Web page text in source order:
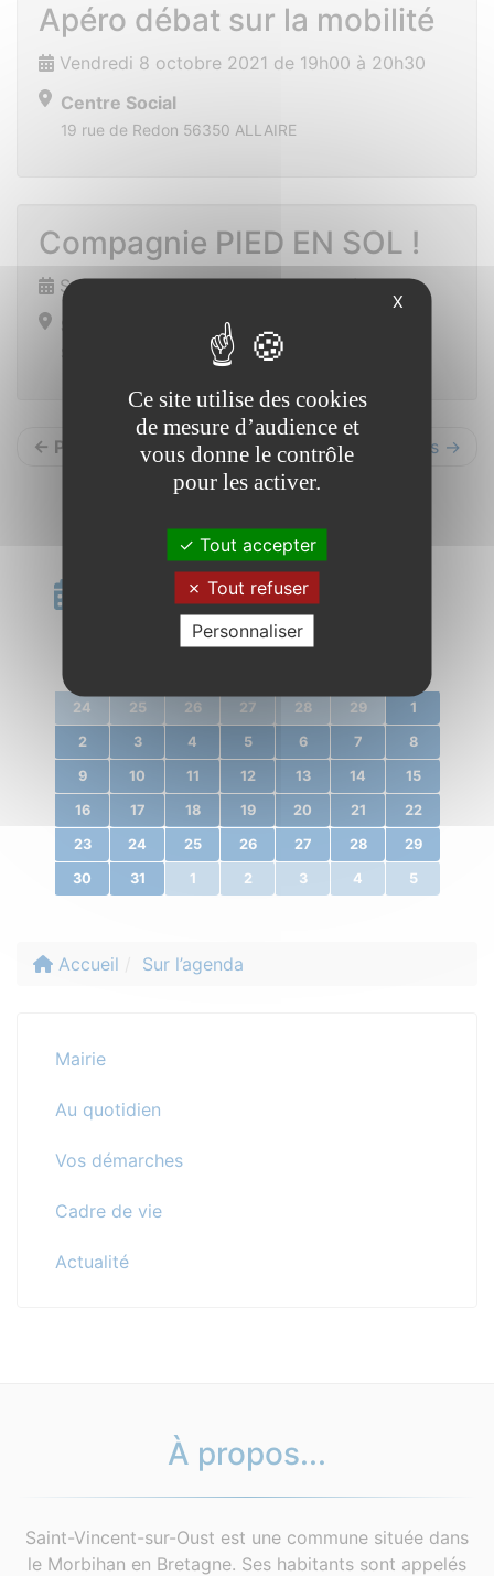
Apéro débat sur la mobilité
Vendredi 8 octobre 2021 de 19h00 à 20h30
Centre Social
19 rue de Redon 56350 ALLAIRE
Compagnie PIED EN SOL !
Samedi 16 octobre 2021 de 15h00 à 17h00
SAINT VINCENT SUR OUST
← Précédents Suivants →
Calendrier
mars 2020
24 25 26 27 28 29 1
2 3 4 5 6 7 8
9 10 11 12 13 14 15
16 17 18 19 20 21 22
23 24 25 26 27 28 29
30 31 1 2 3 4 5
Accueil Sur l’agenda
Mairie
Au quotidien
Vos démarches
Cadre de vie
Actualité
À propos...
Saint-Vincent-sur-Oust est une commune située dans
le Morbihan en Bretagne. Ses habitants sont appelés
X
Ce site utilise des cookies
de mesure d’audience et
vous donne le contrôle
pour les activer.
Tout accepter
Tout refuser
Personnaliser